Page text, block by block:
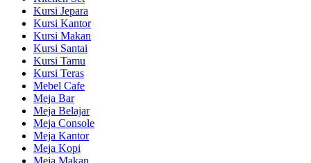
Kursi Jepara
Kursi Kantor
Kursi Makan
Kursi Santai
Kursi Tamu
Kursi Teras
Mebel Cafe
Meja Bar
Meja Belajar
Meja Console
Meja Kantor
Meja Kopi